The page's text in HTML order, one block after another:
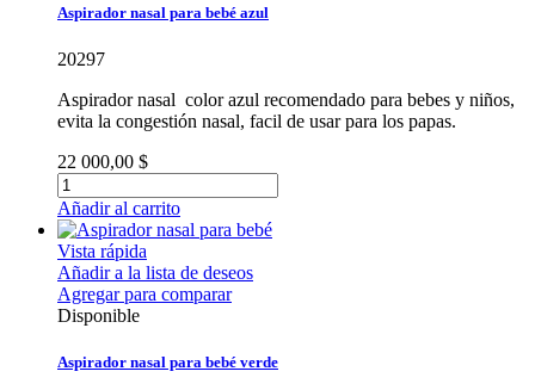
Aspirador nasal para bebé azul
20297
Aspirador nasal color azul recomendado para bebes y niños,
evita la congestión nasal, facil de usar para los papas.
22 000,00 $
Añadir al carrito
Vista rápida
Añadir a la lista de deseos
Agregar para comparar
Disponible
Aspirador nasal para bebé verde